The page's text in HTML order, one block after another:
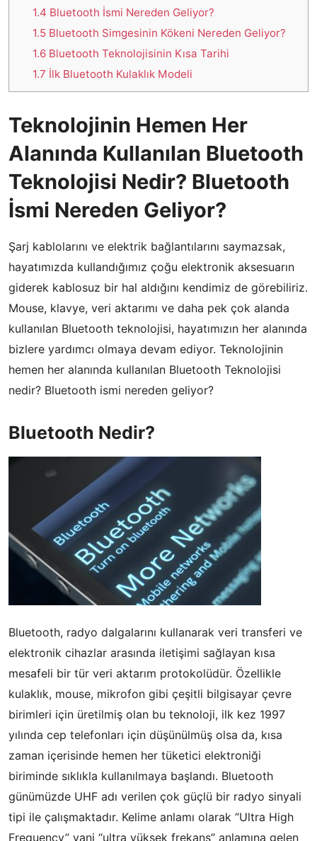
1.4 Bluetooth İsmi Nereden Geliyor?
1.5Bluetooth Simgesinin Kökeni Nereden Geliyor?
1.6Bluetooth Teknolojisinin Kısa Tarihi
1.7 İlk Bluetooth Kulaklık Modeli
Teknolojinin Hemen Her
Alanında Kullanılan Bluetooth
Teknolojisi Nedir? Bluetooth
İsmi Nereden Geliyor?
Şarj kablolarını ve elektrik bağlantılarını saymazsak,
hayatımızda kullandığımız çoğu elektronik aksesuarın
giderek kablosuz bir hal aldığını kendimiz de görebiliriz.
Mouse, klavye, veri aktarımı ve daha pek çok alanda
kullanılan Bluetooth teknolojisi, hayatımızın her alanında
bizlere yardımcı olmaya devam ediyor. Teknolojinin
hemen her alanında kullanılan Bluetooth Teknolojisi
nedir? Bluetooth ismi nereden geliyor?
Bluetooth Nedir?
Bluetooth, radyo dalgalarını kullanarak veri transferi ve
elektronik cihazlar arasında iletişimi sağlayan kısa
mesafeli bir tür veri aktarım protokolüdür. Özellikle
kulaklık, mouse, mikrofon gibi çeşitli bilgisayar çevre
birimleri için üretilmiş olan bu teknoloji, ilk kez 1997
yılında cep telefonları için düşünülmüş olsa da, kısa
zaman içerisinde hemen her tüketici elektroniği
biriminde sıklıkla kullanılmaya başlandı. Bluetooth
günümüzde UHF adı verilen çok güçlü bir radyo sinyali
tipi ile çalışmaktadır. Kelime anlamı olarak “Ultra High
Frequency” yani “ultra yüksek frekans” anlamına gelen